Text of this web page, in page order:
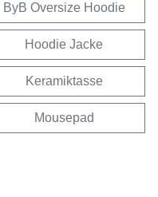
ByB Oversize Hoodie
Hoodie Jacke
Keramiktasse
Mousepad